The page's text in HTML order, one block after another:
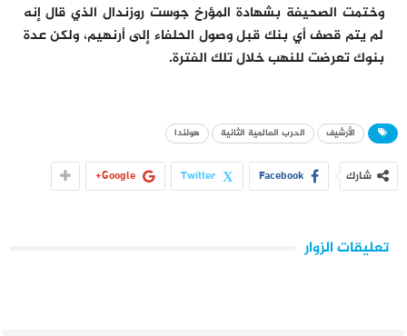
وختمت الصحيفة بشهادة المؤرخ جوست روزندال الذي قال إنه
لم يتم قصف أي بنك قبل وصول الحلفاء إلى أرنهيم، ولكن عدة
بنوك تعرضت للنهب خلال تلك الفترة.
الأرشيف الحرب العالمية الثانية هولندا
شارك Facebook
Twitter
Google+
تعليقات الزوار